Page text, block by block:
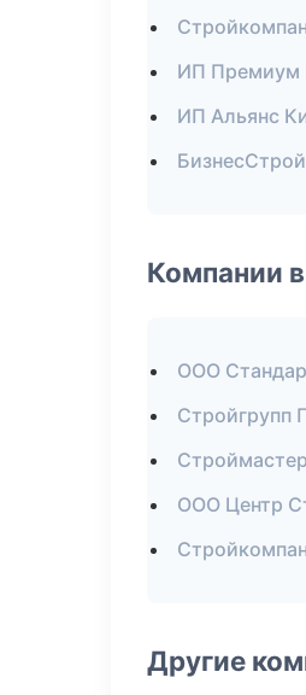
ИП Премиум
ИП Альянс
Компании
ООО
Стройгрупп
ООО Центр
Другие